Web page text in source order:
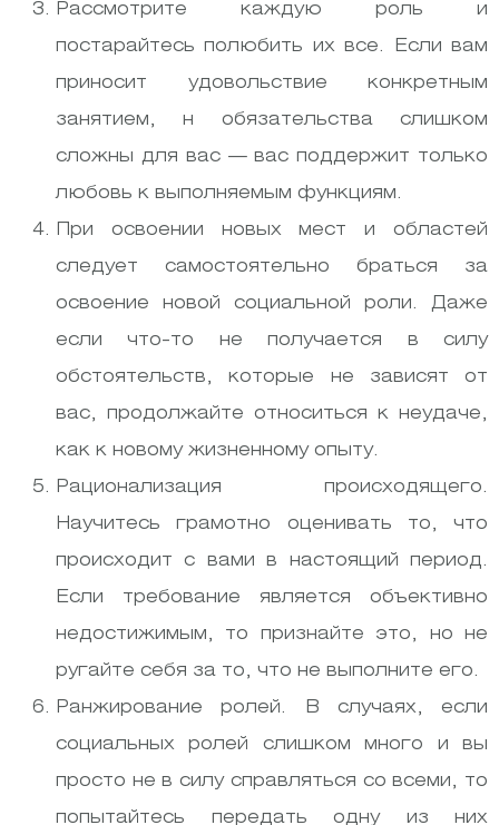
Рассмотрите каждую роль и
постарайтесь полюбить их все. Если вам
приносит удовольствие конкретным
занятием, н обязательства слишком
сложны для вас — вас поддержит только
любовь к выполняемым функциям.
При освоении новых мест и областей
следует самостоятельно браться за
освоение новой социальной роли. Даже
если что-то не получается в силу
обстоятельств, которые не зависят от
вас, продолжайте относиться к неудаче,
как к новому жизненному опыту.
Рационализация происходящего.
Научитесь грамотно оценивать то, что
происходит с вами в настоящий период.
Если требование является объективно
недостижимым, то признайте это, но не
ругайте себя за то, что не выполните его.
Ранжирование ролей. В случаях, если
социальных ролей слишком много и вы
просто не в силу справляться со всеми, то
попытайтесь передать одну из них